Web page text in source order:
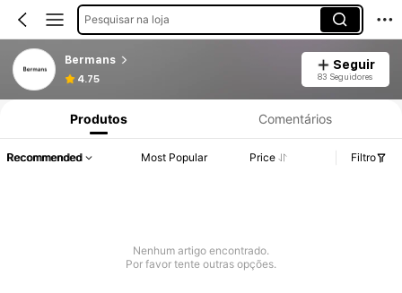
Pesquisar na loja
Bermans
4.75
Seguir
83 Seguidores
Produtos Comentários
Recommended Most Popular Price Filtro
Nenhum artigo encontrado.
Por favor tente outras opções.